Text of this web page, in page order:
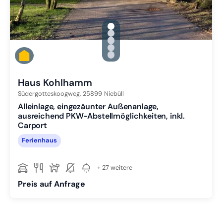
gallery.slide_selector
Zu Slide 1 wechseln
Zu Slide 2 wechseln
Zu Slide 3 wechseln
Zu Slide 4 wechseln
Zu Slide 5 wechseln
Haus Kohlhamm
Südergotteskoogweg, 25899 Niebüll
Alleinlage, eingezäunter Außenanlage,
ausreichend PKW-Abstellmöglichkeiten, inkl.
Carport
Ferienhaus
+ 27 weitere
Preis auf Anfrage